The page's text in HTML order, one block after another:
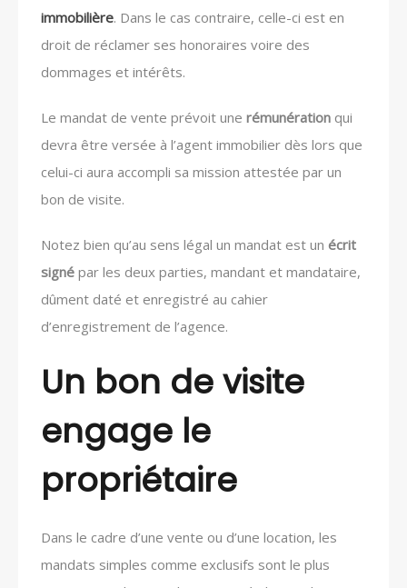
immobilière. Dans le cas contraire, celle-ci est en
droit de réclamer ses honoraires voire des
dommages et intérêts.
Le mandat de vente prévoit une rémunération qui
devra être versée à l’agent immobilier dès lors que
celui-ci aura accompli sa mission attestée par un
bon de visite.
Notez bien qu’au sens légal un mandat est un écrit
signé par les deux parties, mandant et mandataire,
dûment daté et enregistré au cahier
d’enregistrement de l’agence.
Un bon de visite
engage le
propriétaire
Dans le cadre d’une vente ou d’une location, les
mandats simples comme exclusifs sont le plus